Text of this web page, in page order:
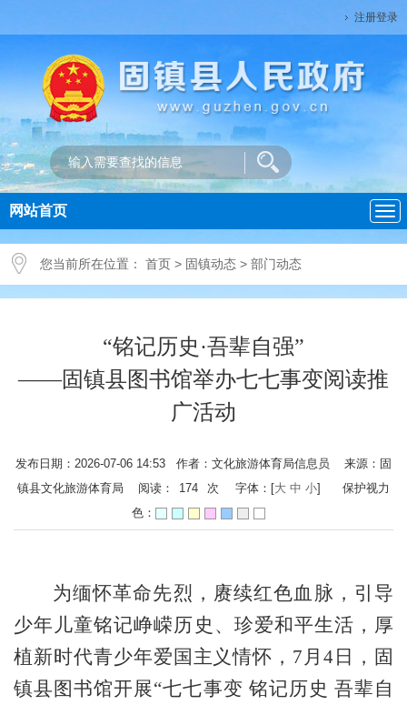
注册登录
导
航
网站首页
您当前所在位置： 首页 > 固镇动态 > 部门动态
“铭记历史·吾辈自强”
——固镇县图书馆举办七七事变阅读推
广活动
发布日期：2026-07-06 14:53 作者：文化旅游体育局信息员 来源：固
镇县文化旅游体育局 阅读：
174 次 字体：[大 中 小]
保护视力
色：
为缅怀革命先烈，赓续红色血脉，引导
少年儿童铭记峥嵘历史、珍爱和平生活，厚
植新时代青少年爱国主义情怀， 7月4日，固
镇县图书馆开展“七七事变 铭记历史 吾辈自